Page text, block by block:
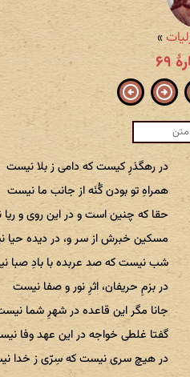
»
در رهگذرِ کیست که دامی ز بلا نیست
همراهِ تو بودن گُنَه از جانب ما نیست
حقا که چنین است و در این روی و
مسکین خبرش از سر و، در دیده حیا
شب نیست که صد عربده با بادِ صبا
در بزمِ حریفان، اثرِ نور و صفا نیست
جانا مگر این قاعده در شهرِ شما
گفتا غلطی خواجه در این عهد وفا
در هیچ سری نیست که سِرّی ز خدا